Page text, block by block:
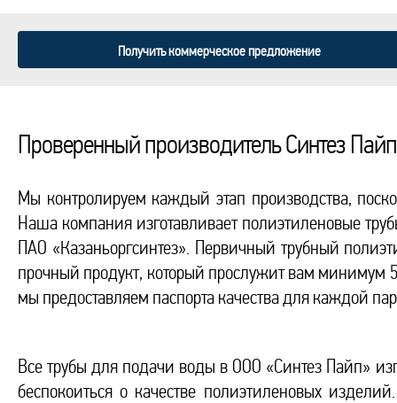
Получить коммерческое предложение
Проверенный производитель Синтез Пайп
Мы контролируем каждый этап производства,
Наша компания изготавливает полиэтиленовые
ПАО «Казаньоргсинтез». Первичный трубный
прочный продукт, который прослужит вам минимум
мы предоставляем паспорта качества для каждой
Все трубы для подачи воды в ООО «Синтез Пайп»
беспокоиться о качестве полиэтиленовых